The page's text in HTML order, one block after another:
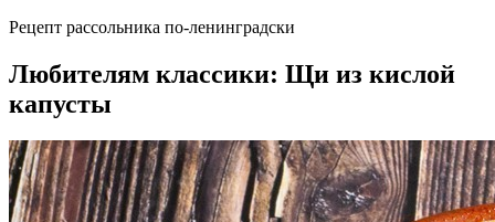
Рецепт рассольника по-ленинградски
Любителям классики: Щи из кислой
капусты